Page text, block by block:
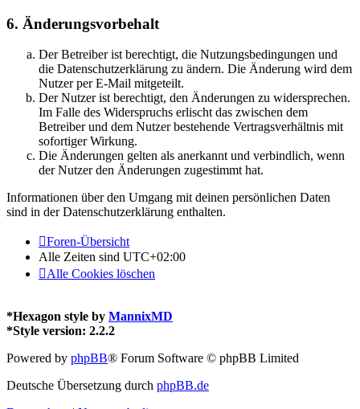
6. Änderungsvorbehalt
Der Betreiber ist berechtigt, die Nutzungsbedingungen und
die Datenschutzerklärung zu ändern. Die Änderung wird dem
Nutzer per E-Mail mitgeteilt.
Der Nutzer ist berechtigt, den Änderungen zu widersprechen.
Im Falle des Widerspruchs erlischt das zwischen dem
Betreiber und dem Nutzer bestehende Vertragsverhältnis mit
sofortiger Wirkung.
Die Änderungen gelten als anerkannt und verbindlich, wenn
der Nutzer den Änderungen zugestimmt hat.
Informationen über den Umgang mit deinen persönlichen Daten
sind in der Datenschutzerklärung enthalten.
Foren-Übersicht
Alle Zeiten sind UTC+02:00
Alle Cookies löschen
*Hexagon style by MannixMD
*Style version: 2.2.2
Powered by phpBB® Forum Software © phpBB Limited
Deutsche Übersetzung durch phpBB.de